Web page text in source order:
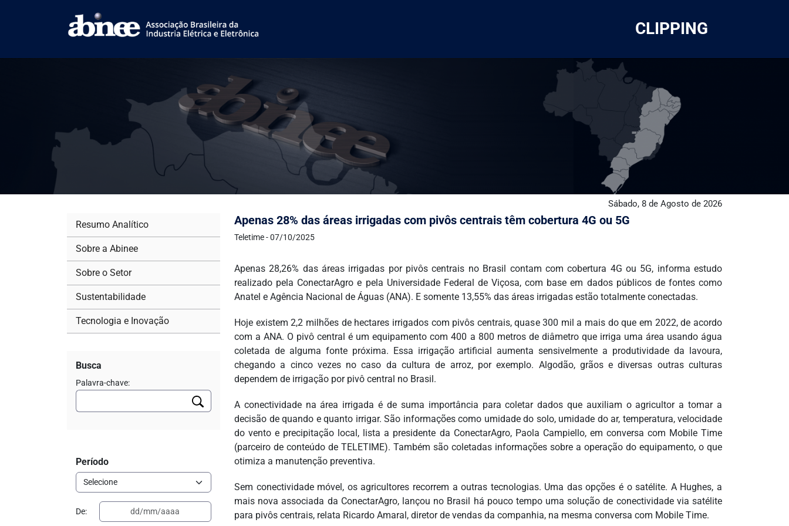
CLIPPING
Sábado, 8 de Agosto de 2026
Apenas 28% das áreas irrigadas com pivôs centrais têm cobertura 4G ou 5G
Teletime - 07/10/2025
Apenas 28,26% das áreas irrigadas por pivôs centrais no Brasil contam com cobertura 4G ou 5G, informa estudo
realizado pela ConectarAgro e pela Universidade Federal de Viçosa, com base em dados públicos de fontes como
Anatel e Agência Nacional de Águas (ANA). E somente 13,55% das áreas irrigadas estão totalmente conectadas.
Hoje existem 2,2 milhões de hectares irrigados com pivôs centrais, quase 300 mil a mais do que em 2022, de acordo
com a ANA. O pivô central é um equipamento com 400 a 800 metros de diâmetro que irriga uma área usando água
coletada de alguma fonte próxima. Essa irrigação artificial aumenta sensivelmente a produtividade da lavoura,
chegando a cinco vezes no caso da cultura de arroz, por exemplo. Algodão, grãos e diversas outras culturas
dependem de irrigação por pivô central no Brasil.
A conectividade na área irrigada é de suma importância para coletar dados que auxiliam o agricultor a tomar a
decisão de quando e quanto irrigar. São informações como umidade do solo, umidade do ar, temperatura, velocidade
do vento e precipitação local, lista a presidente da ConectarAgro, Paola Campiello, em conversa com Mobile Time
(parceiro de conteúdo de TELETIME). Também são coletadas informações sobre a operação do equipamento, o que
otimiza a manutenção preventiva.
Sem conectividade móvel, os agricultores recorrem a outras tecnologias. Uma das opções é o satélite. A Hughes, a
mais nova associada da ConectarAgro, lançou no Brasil há pouco tempo uma solução de conectividade via satélite
para pivôs centrais, relata Ricardo Amaral, diretor de vendas da companhia, na mesma conversa com Mobile Time.
Resumo Analítico
Sobre a Abinee
Sobre o Setor
Sustentabilidade
Tecnologia e Inovação
Busca
Palavra-chave:
Período
De: